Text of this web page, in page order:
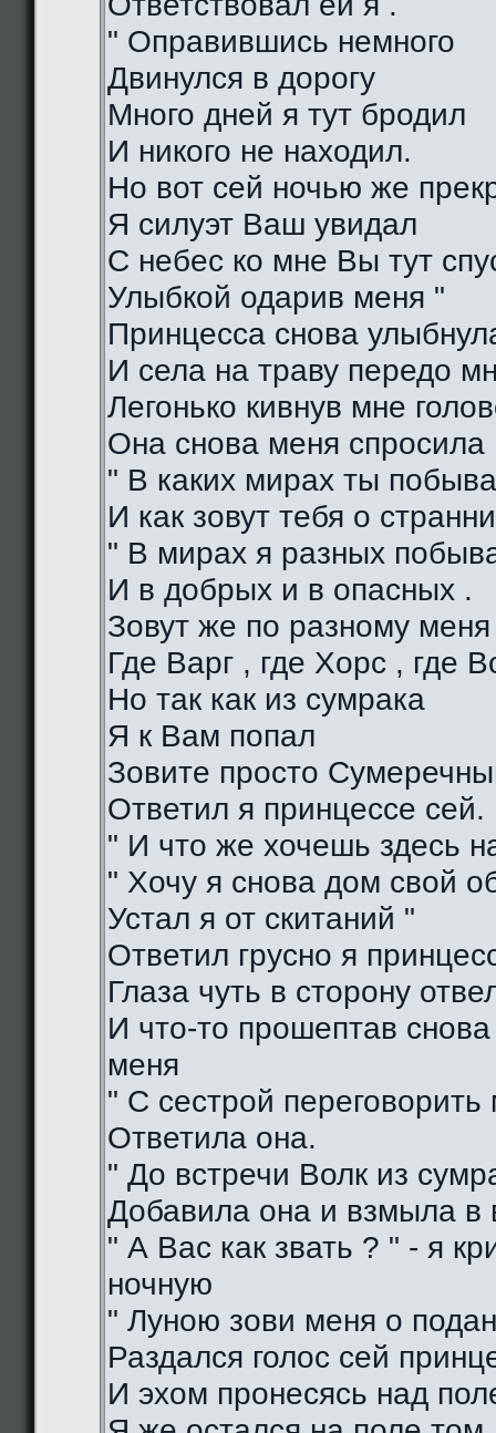
" Оправившись немного
Двинулся в дорогу
Много дней я тут бродил
И никого не находил.
Но вот сей ночью же
Я силуэт Ваш увидал
С небес ко мне Вы тут
Улыбкой одарив меня "
Принцесса снова
И села на траву передо
Легонько кивнув мне
Она снова меня спросила
" В каких мирах ты
И как зовут тебя о
" В мирах я разных
И в добрых и в опасных .
Зовут же по разному меня
Где Варг , где Хорс , где
Но так как из сумрака
Я к Вам попал
Зовите просто
Ответил я принцессе сей.
" И что же хочешь здесь
" Хочу я снова дом свой
Устал я от скитаний "
Ответил грусно я
Глаза чуть в сторону
И что-то прошептав
меня
" С сестрой
Ответила она.
" До встречи Волк из
Добавила она и взмыла в
" А Вас как звать ? " - я
ночную
" Луною зови меня о
Раздался голос сей
И эхом пронесясь над